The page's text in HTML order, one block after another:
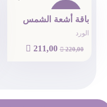
تخفيض!
باقة أشعة الشمس
الورد
220,00
 211,00